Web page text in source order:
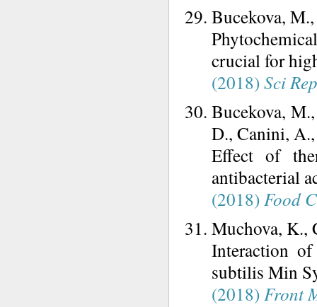
Bucekova,
crucial for
(2018)Sci Rep
Bucekova,
D., Canini,
Effect of
antibacterial
(2018)Food
Muchova, K.,
Interaction
subtilis Min
(2018)Front